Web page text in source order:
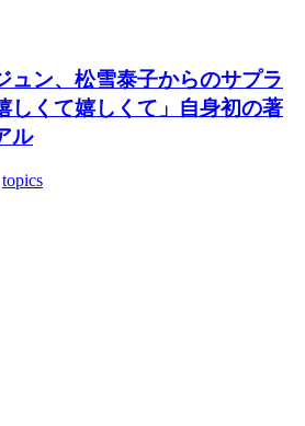
ュン、松雪泰子からのサプラ
しくて嬉しくて」自身初の著
ル
topics